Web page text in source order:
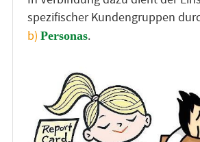
spezifischer Kundengruppen
b) Personas.